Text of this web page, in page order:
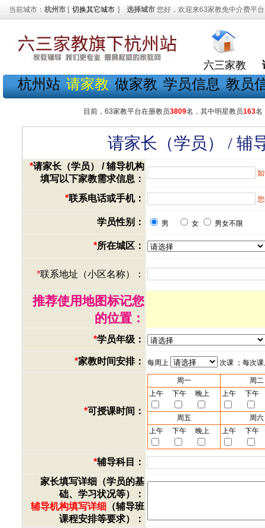
当前城市： 杭州市 [ 切换其它城市 ] 选择城市 您好，欢迎来63家教免中介费平
六三家教
杭州站 请家教 做家教 学员信息 教员
目前，63家教平台在册教员3809名，其中明星教员163名
请家长（学员） / 辅
*请家长（学员） / 辅导机构
填写以下家教需求信息：
*联系电话或手机：
学员性别： 男 女 男女不限
*所在城区：
*联系地址（小区名称）：
推荐使用地图标记您
的位置：
*学员年级：
*家教时间安排： 每周上 次课 ；每次
*可授课时间：
周一
周二
上午
下午 晚上 上午 下午
周五
周六
上午
下午 晚上 上午 下午
*辅导科目：
家长填写详细（学员的基
础、学习状况等）：
辅导机构填写详细 （辅导班
课程安排等要求）：